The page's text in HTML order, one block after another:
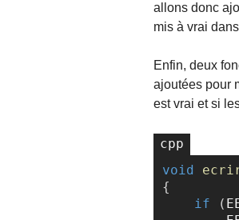
allons donc
mis à vrai dans
Enfin, deux
ajoutées pour
est vrai et si
void
{
if
(